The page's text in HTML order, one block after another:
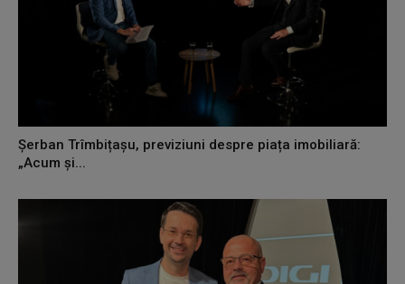
Șerban Trîmbițașu, previziuni despre piața imobiliară:
„Acum și...